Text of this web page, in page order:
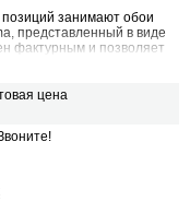
занимают обои
представленный в виде
фактурным и позволяет
цена